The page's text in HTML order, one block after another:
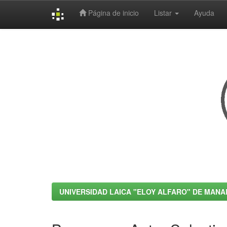
Página de inicio Listar Ayuda
UNIVERSIDAD LAICA "ELOY ALFARO" DE